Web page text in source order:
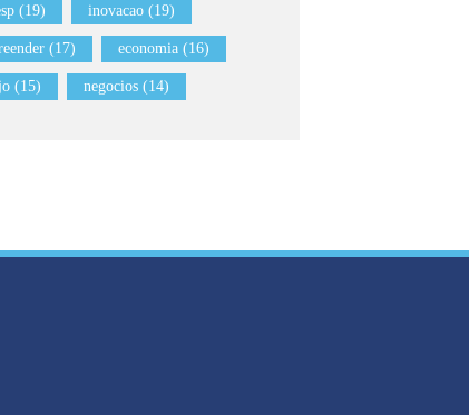
(19) inovacao (19)
(17) economia (16)
(15) negocios (14)